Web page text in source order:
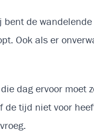
de
Ook als er
dag ervoor moet
de tijd niet voor